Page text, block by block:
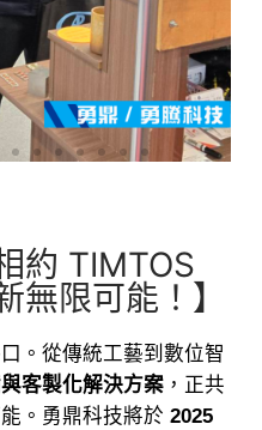
約 TIMTOS
限可能！】
。從傳統工藝到數位智
客製化解決方案 ，正共
。勇鼎科技將於 2025